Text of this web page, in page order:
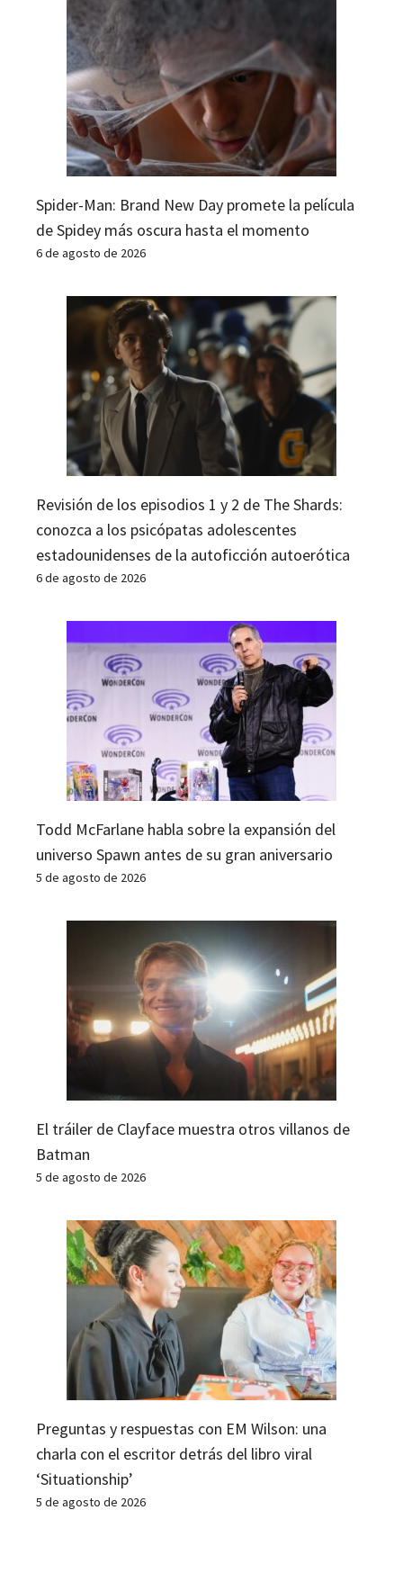
Spider-Man: Brand New Day promete la película
de Spidey más oscura hasta el momento
6 de agosto de 2026
Revisión de los episodios 1 y 2 de The Shards:
conozca a los psicópatas adolescentes
estadounidenses de la autoficción autoerótica
6 de agosto de 2026
Todd McFarlane habla sobre la expansión del
universo Spawn antes de su gran aniversario
5 de agosto de 2026
El tráiler de Clayface muestra otros villanos de
Batman
5 de agosto de 2026
Preguntas y respuestas con EM Wilson: una
charla con el escritor detrás del libro viral
‘Situationship’
5 de agosto de 2026